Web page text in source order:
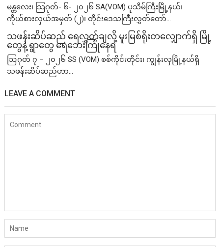
မန္တလေး၊ သြဂုတ်- ၆- ၂၀၂၆ SA(VOM) ပုသိမ်ကြီးမြို့နယ်၊
ကိုယ်စားလှယ်အမှတ် (၂)၊ တိုင်းဒေသကြီးလွှတ်တော်...
သဖန်းဆိပ်ဆည် ရေလွှတ်ချလို့ မူးမြစ်ရိုးတလျှောက်ရှိ မြို့
တွေနဲ့ ရွာတွေ ရေဘေးကြုံနေရ
ဩဂုတ် ၇ – ၂၀၂၆ SS (VOM) စစ်ကိုင်းတိုင်း၊ ကျွန်းလှမြို့နယ်ရှိ
သဖန်းဆိပ်ဆည်ဟာ...
LEAVE A COMMENT